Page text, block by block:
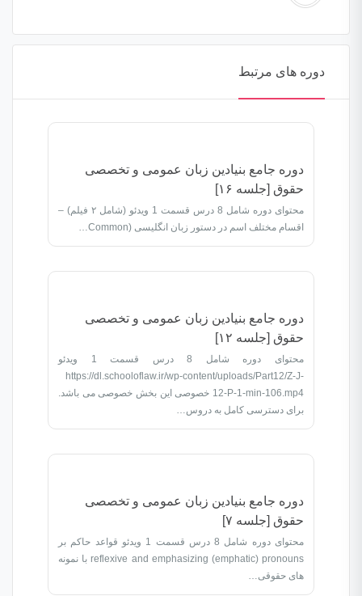
دوره های مرتبط
دوره جامع بنیادین زبان عمومی و تخصصی
حقوق [جلسه ۱۶]
محتوای دوره شامل 8 درس قسمت 1 ویدئو (شامل ۲ فیلم) –
اقسام مختلف اسم در دستور زبان انگلیسی (Common…
دوره جامع بنیادین زبان عمومی و تخصصی
حقوق [جلسه ۱۲]
محتوای دوره شامل 8 درس قسمت 1 ویدئو
https://dl.schooloflaw.ir/wp-content/uploads/Part12/Z-J-
12-P-1-min-106.mp4 خصوصی این بخش خصوصی می باشد.
برای دسترسی کامل به دروس…
دوره جامع بنیادین زبان عمومی و تخصصی
حقوق [جلسه ۷]
محتوای دوره شامل 8 درس قسمت 1 ویدئو قواعد حاکم بر
reflexive and emphasizing (emphatic) pronouns با نمونه
های حقوقی…